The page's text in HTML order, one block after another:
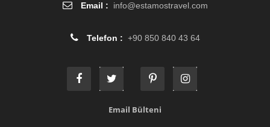
Email : info@estamostravel.com
Telefon : +90 850 840 43 64
Email Bülteni